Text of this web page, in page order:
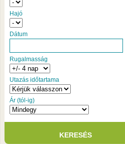
Hajó
Dátum
Rugalmasság
Utazás időtartama
Ár (tól-ig)